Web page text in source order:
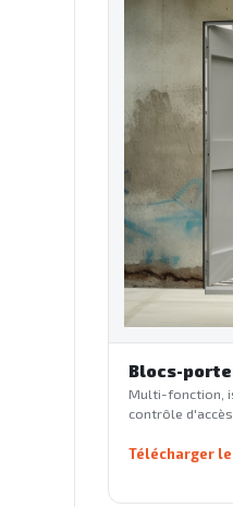
Blocs-
Multi-fonction,
contrôle
Télécharger le